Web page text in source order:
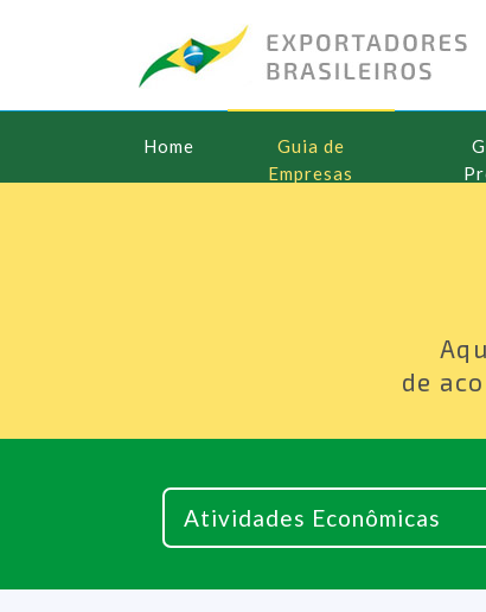
Home
Guia de
Empresas
de